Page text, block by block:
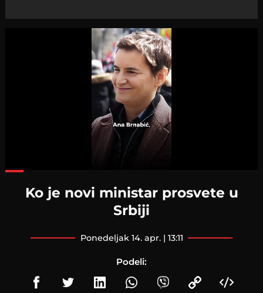
Ko je novi ministar prosvete u
Srbiji
ponedeljak 14. apr. | 13:11
Podeli: